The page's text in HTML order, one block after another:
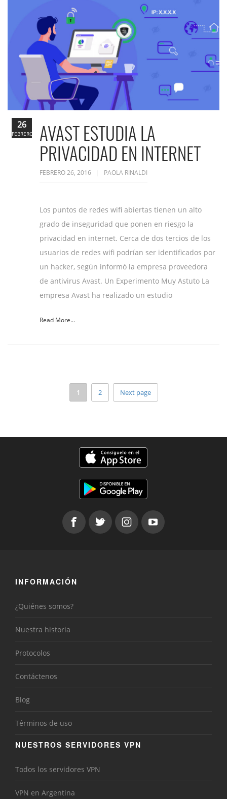
AVAST ESTUDIA LA
PRIVACIDAD EN INTERNET
FEBRERO 26, 2016 PAOLA RINALDI
Los puntos de redes wifi abiertas tienen un alto
grado de inseguridad que ponen en riesgo la
privacidad en internet. Cerca de dos tercios de los
usuarios de redes wifi podrían ser identificados por
un hacker, según informó la empresa proveedora
de antivirus Avast. Un Experimento Muy Astuto La
empresa Avast ha realizado un estudio
Read More...
26
FEBRERO
1 2 Next page
INFORMACIÓN
¿Quiénes somos?
Nuestra historia
Protocolos
Contáctenos
Blog
Términos de uso
NUESTROS SERVIDORES VPN
Todos los servidores VPN
VPN en Argentina